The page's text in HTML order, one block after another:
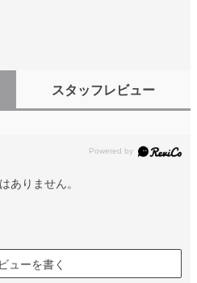
スタッフレビュー
ありません。
ューを書く